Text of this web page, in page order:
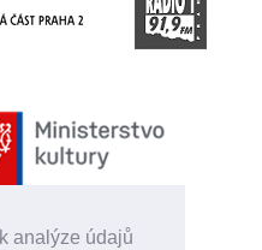
analýze údajů